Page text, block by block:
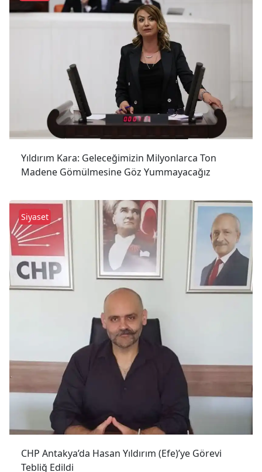
Yıldırım Kara: Geleceğimizin Milyonlarca Ton
Madene Gömülmesine Göz Yummayacağız
CHP Antakya’da Hasan Yıldırım (Efe)’ye Görevi
Tebliğ Edildi
Siyaset